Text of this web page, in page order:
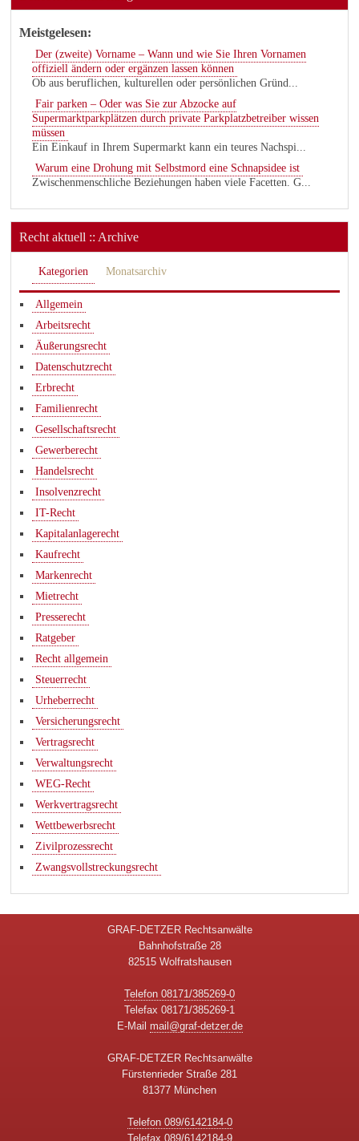
Meistgelesen:
Der (zweite) Vorname – Wann und wie Sie Ihren Vornamen
offiziell ändern oder ergänzen lassen können
Ob aus beruflichen, kulturellen oder persönlichen Gründ...
Fair parken – Oder was Sie zur Abzocke auf
Supermarktparkplätzen durch private Parkplatzbetreiber wissen
müssen
Ein Einkauf in Ihrem Supermarkt kann ein teures Nachspi...
Warum eine Drohung mit Selbstmord eine Schnapsidee ist
Zwischenmenschliche Beziehungen haben viele Facetten. G...
Recht aktuell :: Archive
Kategorien Monatsarchiv
Allgemein
Arbeitsrecht
Äußerungsrecht
Datenschutzrecht
Erbrecht
Familienrecht
Gesellschaftsrecht
Gewerberecht
Handelsrecht
Insolvenzrecht
IT-Recht
Kapitalanlagerecht
Kaufrecht
Markenrecht
Mietrecht
Presserecht
Ratgeber
Recht allgemein
Steuerrecht
Urheberrecht
Versicherungsrecht
Vertragsrecht
Verwaltungsrecht
WEG-Recht
Werkvertragsrecht
Wettbewerbsrecht
Zivilprozessrecht
Zwangsvollstreckungsrecht
GRAF-DETZER Rechtsanwälte
Bahnhofstraße 28
82515 Wolfratshausen
Telefon 08171/385269-0
Telefax 08171/385269-1
E-Mail mail@graf-detzer.de
GRAF-DETZER Rechtsanwälte
Fürstenrieder Straße 281
81377 München
Telefon 089/6142184-0
Telefax 089/6142184-9